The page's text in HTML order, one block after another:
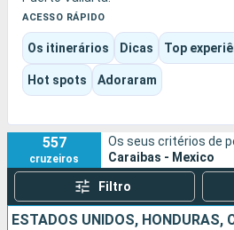
A viagem alterna praias, snorkeling,
antigas, marinas, mercados e
Consoante o itinerário escolhido, a
caribenha, mais cultural no Iucatão
orientada para a Riviera Mexicana e a
ACESSO RÁPIDO
Os itinerários Dicas Top
Hot spots Adoraram
557
cruzeiros
Os seus critérios de
Caraibas - Mexico
Filtro